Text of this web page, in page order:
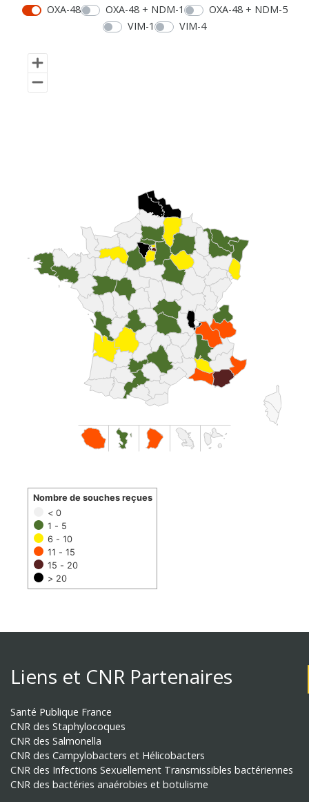
OXA-48
OXA-48 + NDM-1
OXA-48 + NDM-5
VIM-1
VIM-4
< 0
1 - 5
6 - 10
11 - 15
15 - 20
> 20
Nombre de souches reçues
Liens et CNR Partenaires
Santé Publique France
CNR des Staphylocoques
CNR des Salmonella
CNR des Campylobacters et Hélicobacters
CNR des Infections Sexuellement Transmissibles bactériennes
CNR des bactéries anaérobies et botulisme